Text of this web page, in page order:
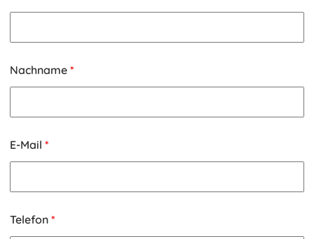
Nachname *
E-Mail *
Telefon *